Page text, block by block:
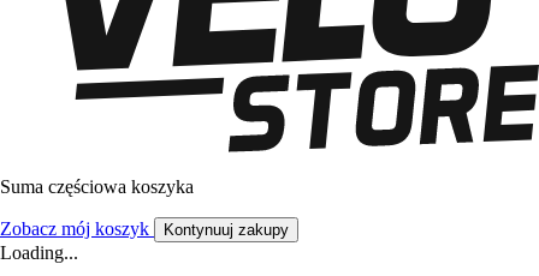
Suma częściowa koszyka
Zobacz mój koszyk Kontynuuj zakupy
Loading...